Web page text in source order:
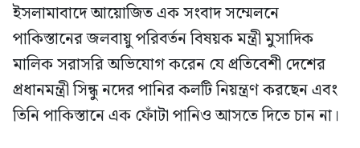
ইসলামাবাদে আয়োজিত এক সংবাদ সম্মেলনে
পাকিস্তানের জলবায়ু পরিবর্তন বিষয়ক মন্ত্রী মুসাদিক
মালিক সরাসরি অভিযোগ করেন যে প্রতিবেশী দেশের
প্রধানমন্ত্রী সিন্ধু নদের পানির কলটি নিয়ন্ত্রণ করছেন এবং
তিনি পাকিস্তানে এক ফোঁটা পানিও আসতে দিতে চান না।